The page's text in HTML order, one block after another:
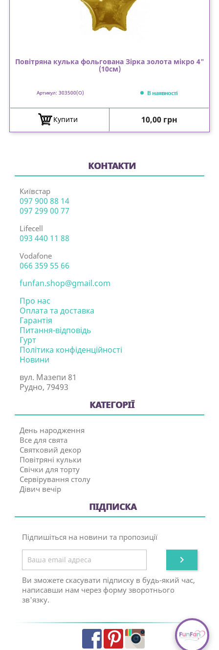
Повітряна кулька фольгована Зірка золота мікро 4"
(10см)
Артикул: 303500(O) В наявності
Купити Ціна
10,00 грн
КОНТАКТИ
Київстар
097 900 88 14
097 299 00 77
Lifecell
093 440 11 88
Vodafone
066 359 55 66
funfan.shop@gmail.com
Про нас
Оплата та доставка
Гарантія
Питання-відповідь
Гурт
Політика конфіденційності
Новини
вул. Мазепи 81
Рудно, 79493
КАТЕГОРІЇ
День народження
Все для свята
Святковий декор
Повітряні кульки
Свічки для торту
Сервірування столу
Дівич вечір
ПІДПИСКА
Підпишіться на новини та пропозиції

Ви зможете скасувати підписку в будь-який час,
написавши нам через форму зворотнього
зв'язку.
FacebookPinterestInstagram